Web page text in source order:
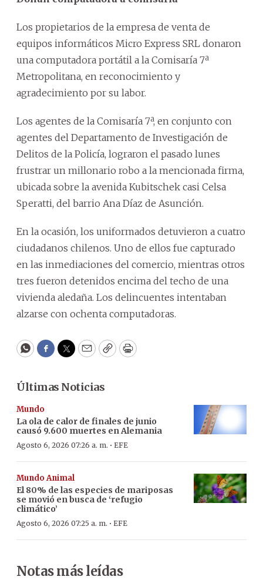
Los propietarios de la empresa de venta de
equipos informáticos Micro Express SRL donaron
una computadora portátil a la Comisaría 7ª
Metropolitana, en reconocimiento y
agradecimiento por su labor.
Los agentes de la Comisaría 7ª, en conjunto con
agentes del Departamento de Investigación de
Delitos de la Policía, lograron el pasado lunes
frustrar un millonario robo a la mencionada firma,
ubicada sobre la avenida Kubitschek casi Celsa
Speratti, del barrio Ana Díaz de Asunción.
En la ocasión, los uniformados detuvieron a cuatro
ciudadanos chilenos. Uno de ellos fue capturado
en las inmediaciones del comercio, mientras otros
tres fueron detenidos encima del techo de una
vivienda aledaña. Los delincuentes intentaban
alzarse con ochenta computadoras.
WhatsApp
Facebook
Twitter
EmailCopyPrint
Últimas Noticias
Mundo
La ola de calor de finales de junio
causó 9.600 muertes en Alemania
Agosto 6, 2026 07:26 a. m. · EFE
Mundo Animal
El 80% de las especies de mariposas
se movió en busca de ‘refugio
climático’
Agosto 6, 2026 07:25 a. m. · EFE
Notas más leídas